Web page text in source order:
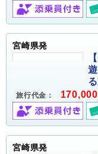
宮崎県発
旅行代金：
宮崎県発